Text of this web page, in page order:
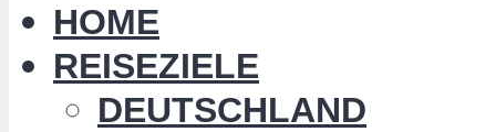
HOME
REISEZIELE
DEUTSCHLAND